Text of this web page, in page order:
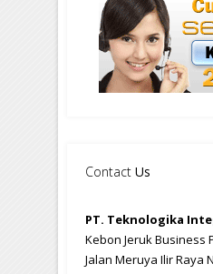
Contact Us
PT. Teknologika
Kebon Jeruk Business
Jalan Meruya Ilir Raya